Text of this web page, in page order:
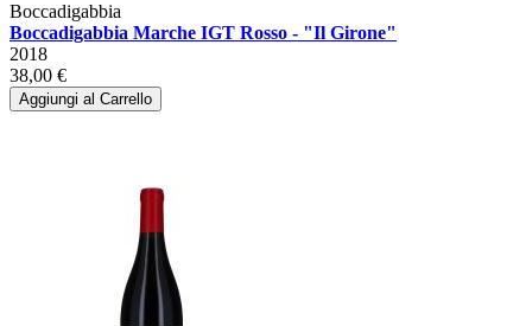
Boccadigabbia
Boccadigabbia Marche IGT Rosso - "Il Girone"
2018
38,00 €
Aggiungi al Carrello